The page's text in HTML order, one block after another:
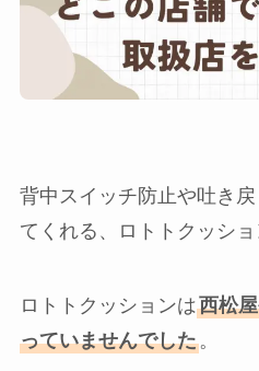
背中スイッチ防止や吐き
てくれる、ロトトクッショ
ロトトクッションは西松
っていませんでした。